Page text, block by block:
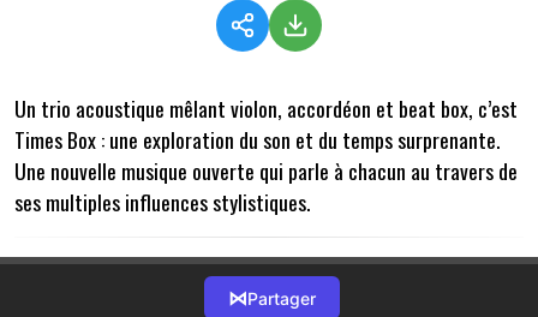
Un trio acoustique mêlant violon, accordéon et beat box, c’est
Times Box : une exploration du son et du temps surprenante.
Une nouvelle musique ouverte qui parle à chacun au travers de
ses multiples influences stylistiques.
⋈Partager